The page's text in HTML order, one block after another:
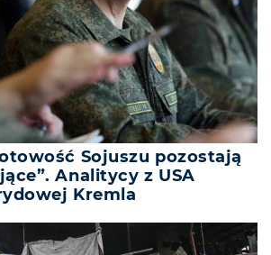
Sojuszu pozostają
Analitycy z USA
Kremla